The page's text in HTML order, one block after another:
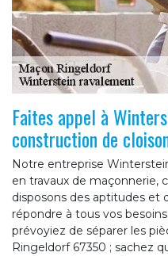
Faites appel à
construction de
Notre entreprise
en travaux de maçonnerie,
disposons des aptitudes et
répondre à tous vos
prévoyiez de séparer les
Ringeldorf 67350 ; sachez